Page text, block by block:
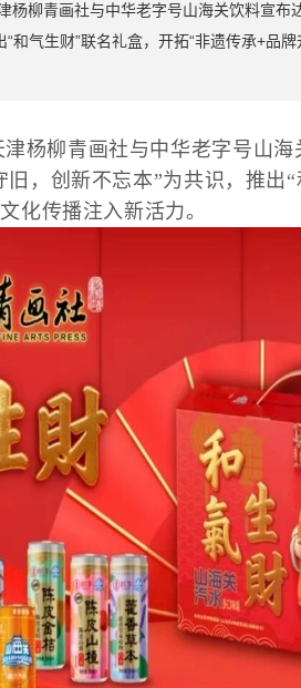
杨柳青画社与中华老字号山海关饮料宣布
和气生财”联名礼盒，开拓“非遗传承+品
杨柳青画社与中华老字号山海
，创新不忘本”为共识，推出
化传播注入新活力。